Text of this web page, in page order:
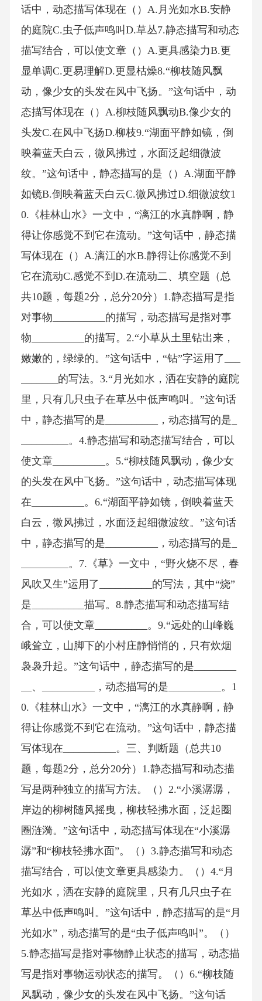
话中，动态描写体现在（）A.月光如水B.安静
的庭院C.虫子低声鸣叫D.草丛7.静态描写和动态
描写结合，可以使文章（）A.更具感染力B.更
显单调C.更易理解D.更显枯燥8.“柳枝随风飘
动，像少女的头发在风中飞扬。”这句话中，动
态描写体现在（）A.柳枝随风飘动B.像少女的
头发C.在风中飞扬D.柳枝9.“湖面平静如镜，倒
映着蓝天白云，微风拂过，水面泛起细微波
纹。”这句话中，静态描写的是（）A.湖面平静
如镜B.倒映着蓝天白云C.微风拂过D.细微波纹1
0.《桂林山水》一文中，“漓江的水真静啊，静
得让你感觉不到它在流动。”这句话中，静态描
写体现在（）A.漓江的水B.静得让你感觉不到
它在流动C.感觉不到D.在流动二、填空题（总
共10题，每题2分，总分20分）1.静态描写是指
对事物__________的描写，动态描写是指对事
物__________的描写。2.“小草从土里钻出来，
嫩嫩的，绿绿的。”这句话中，“钻”字运用了___
_______的写法。3.“月光如水，洒在安静的庭院
里，只有几只虫子在草丛中低声鸣叫。”这句话
中，静态描写的是__________，动态描写的是_
_________。4.静态描写和动态描写结合，可以
使文章__________。5.“柳枝随风飘动，像少女
的头发在风中飞扬。”这句话中，动态描写体现
在__________。6.“湖面平静如镜，倒映着蓝天
白云，微风拂过，水面泛起细微波纹。”这句话
中，静态描写的是__________，动态描写的是_
_________。7.《草》一文中，“野火烧不尽，春
风吹又生”运用了__________的写法，其中“烧”
是__________描写。8.静态描写和动态描写结
合，可以使文章__________。9.“远处的山峰巍
峨耸立，山脚下的小村庄静悄悄的，只有炊烟
袅袅升起。”这句话中，静态描写的是________
__、__________，动态描写的是__________。1
0.《桂林山水》一文中，“漓江的水真静啊，静
得让你感觉不到它在流动。”这句话中，静态描
写体现在__________。三、判断题（总共10
题，每题2分，总分20分）1.静态描写和动态描
写是两种独立的描写方法。（）2.“小溪潺潺，
岸边的柳树随风摇曳，柳枝轻拂水面，泛起圈
圈涟漪。”这句话中，动态描写体现在“小溪潺
潺”和“柳枝轻拂水面”。（）3.静态描写和动态
描写结合，可以使文章更具感染力。（）4.“月
光如水，洒在安静的庭院里，只有几只虫子在
草丛中低声鸣叫。”这句话中，静态描写的是“月
光如水”，动态描写的是“虫子低声鸣叫”。（）
5.静态描写是指对事物静止状态的描写，动态描
写是指对事物运动状态的描写。（）6.“柳枝随
风飘动，像少女的头发在风中飞扬。”这句话